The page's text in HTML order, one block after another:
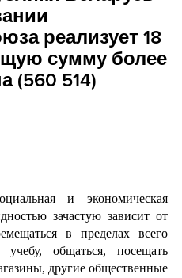
реализует 18
сумму более
(560 514)
и экономическая
зачастую зависит от
в пределах всего
общаться, посещать
другие общественные